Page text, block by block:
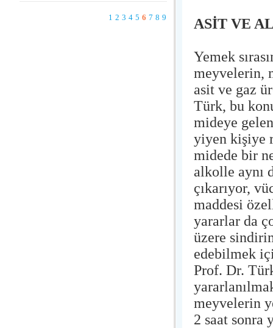
1 2 3 4 5 6 7 8 9 ASİT VE
Yemek
meyvelerin,
asit ve gaz
Türk, bu
mideye
yiyen kişiye
midede bir
alkolle aynı
çıkarıyor,
maddesi
yararlar da
üzere
edebilmek
Prof. Dr.
meyvelerin
2 saat sonra